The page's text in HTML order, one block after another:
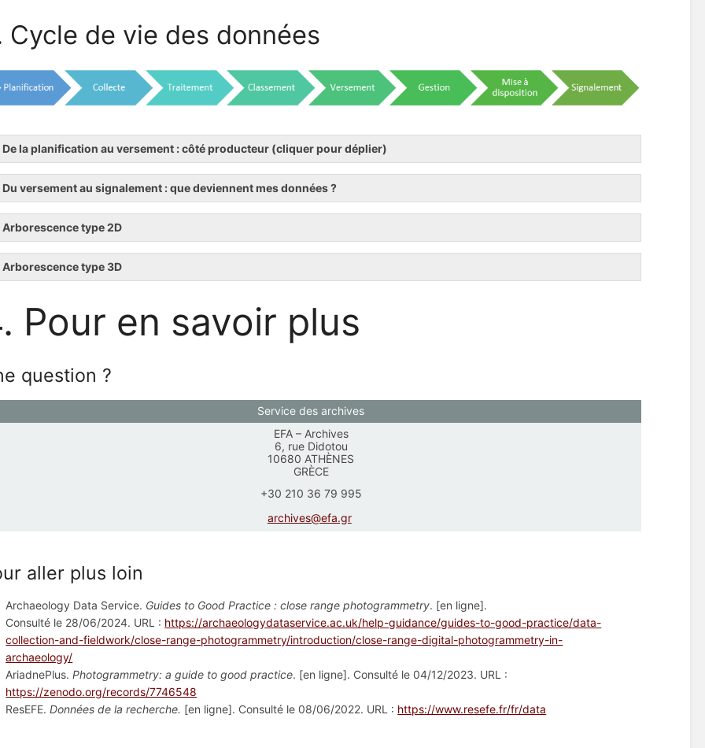
Cycle de vie des données
De la planification au versement : côté producteur (cliquer pour déplier)
Du versement au signalement : que deviennent mes données ?
Arborescence type 2D
Arborescence type 3D
Pour en savoir plus
question ?
Service des archives
EFA – Archives
6, rue Didotou
10680 ATHÈNES
GRÈCE
+30 210 36 79 995
archives@efa.gr
aller plus loin
Archaeology Data Service. Guides to Good Practice : close range photogrammetry. [en ligne].
Consulté le 28/06/2024. URL : https://archaeologydataservice.ac.uk/help-guidance/guides-to-good-practice/data-
collection-and-fieldwork/close-range-photogrammetry/introduction/close-range-digital-photogrammetry-in-
archaeology/
AriadnePlus.Photogrammetry: a guide to good practice. [en ligne]. Consulté le 04/12/2023. URL :
https://zenodo.org/records/7746548
ResEFE.Données de la recherche. [en ligne]. Consulté le 08/06/2022. URL : https://www.resefe.fr/fr/data